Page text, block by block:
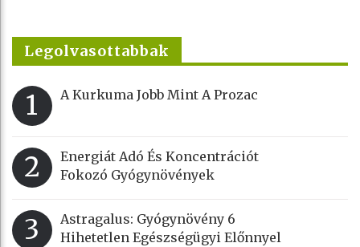
Legolvasottabbak
1 A Kurkuma Jobb Mint A Prozac
2
Energiát Adó És Koncentrációt
Fokozó Gyógynövények
3
Astragalus: Gyógynövény 6
Hihetetlen Egészségügyi Előnnyel